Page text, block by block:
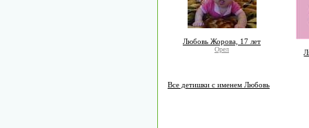
Любовь Жорова, 17 лет
Орел
Все детишки с именем Любовь